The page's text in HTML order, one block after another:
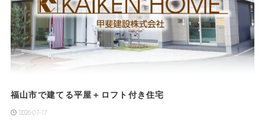
福山市で建てる平屋＋ロフト付き住宅
2026-07-17